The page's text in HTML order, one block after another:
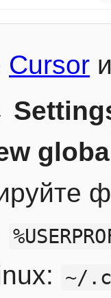
Cursor
~/